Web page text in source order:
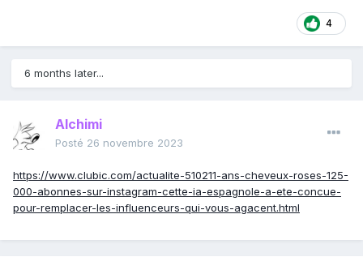
4
6 months later...
Alchimi
Posté 26 novembre 2023
https://www.clubic.com/actualite-510211-ans-cheveux-roses-125-
000-abonnes-sur-instagram-cette-ia-espagnole-a-ete-concue-
pour-remplacer-les-influenceurs-qui-vous-agacent.html